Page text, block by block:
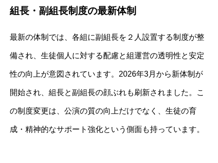
組長・副組長制度の最新体制
最新の体制では、各組に副組長を２人設置する制度が整
備され、生徒個人に対する配慮と組運営の透明性と安定
性の向上が意図されています。2026年3月から新体制が
開始され、組長と副組長の顔ぶれも刷新されました。こ
の制度変更は、公演の質の向上だけでなく、生徒の育
成・精神的なサポート強化という側面も持っています。